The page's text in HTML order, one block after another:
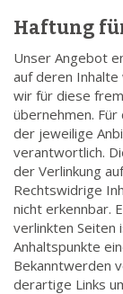
Haftung
Unser Angebot
auf deren Inhalte
wir für diese
übernehmen.
der jeweilige
verantwortlich.
der Verlinkung
Rechtswidrige
nicht erkennbar.
verlinkten Seiten
Anhaltspunkte
Bekanntwerden
derartige Links